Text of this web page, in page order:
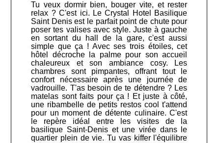
Tu veux dormir bien, bouger vite, et rester
relax ? C'est ici. Le Crystal Hotel Basilique
Saint Denis est le parfait point de chute pour
poser tes valises avec style. Juste à gauche
en sortant du hall de la gare, c'est aussi
simple que ça ! Avec ses trois étoiles, cet
hôtel décroche la palme pour son accueil
chaleureux et son ambiance cosy. Les
chambres sont pimpantes, offrant tout le
confort nécessaire après une journée de
vadrouille. T'as besoin de te détendre ? Les
matelas sont faits pour ça ! Et juste à côté,
une ribambelle de petits restos cool t'attend
pour un moment de détente culinaire. C'est
le repère idéal entre les visites de la
basilique Saint-Denis et une virée dans le
quartier plein de vie. Tu vas kiffer l'équilibre